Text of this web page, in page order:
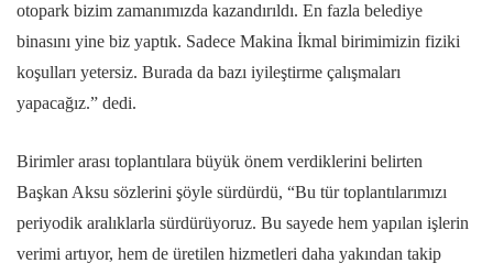
otopark bizim zamanımızda kazandırıldı. En fazla belediye
binasını yine biz yaptık. Sadece Makina İkmal birimimizin fiziki
koşulları yetersiz. Burada da bazı iyileştirme çalışmaları
yapacağız.” dedi.
Birimler arası toplantılara büyük önem verdiklerini belirten
Başkan Aksu sözlerini şöyle sürdürdü, “Bu tür toplantılarımızı
periyodik aralıklarla sürdürüyoruz. Bu sayede hem yapılan işlerin
verimi artıyor, hem de üretilen hizmetleri daha yakından takip